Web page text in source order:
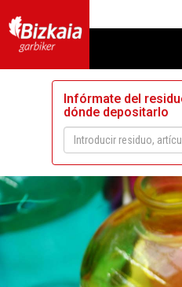
Infórmate del
dónde depositarlo